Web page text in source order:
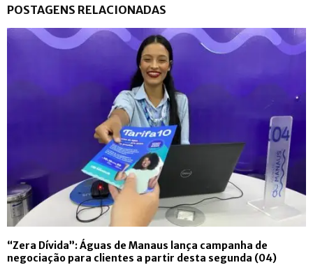
POSTAGENS RELACIONADAS
“Zera Dívida”: Águas de Manaus lança campanha de
negociação para clientes a partir desta segunda (04)